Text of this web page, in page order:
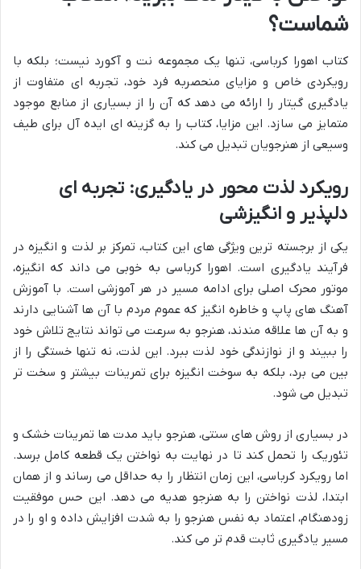
شماست؟
کتاب اهورا کرباسی، تنها یک مجموعه نت و آکورد نیست؛ بلکه با
رویکردی خاص و مزایای منحصربه فرد خود، تجربه ای متفاوت از
یادگیری گیتار را ارائه می دهد که آن را از بسیاری از منابع موجود
متمایز می سازد. این مزایا، کتاب را به گزینه ای ایده آل برای طیف
وسیعی از هنرجویان تبدیل می کند.
رویکرد لذت محور در یادگیری: تجربه ای
دلپذیر و انگیزشی
یکی از برجسته ترین ویژگی های این کتاب، تمرکز بر لذت و انگیزه در
فرآیند یادگیری است. اهورا کرباسی به خوبی می داند که انگیزه،
موتور محرک اصلی برای ادامه مسیر در هر آموزشی است. با آموزش
آهنگ های پاپ و خاطره انگیز که عموم مردم با آن ها آشنایی دارند
و به آن ها علاقه مندند، هنرجو به سرعت می تواند نتایج تلاش خود
را ببیند و از نوازندگی خود لذت ببرد. این لذت، نه تنها خستگی را از
بین می برد، بلکه به سوخت انگیزه برای تمرینات بیشتر و سخت تر
تبدیل می شود.
در بسیاری از روش های سنتی، هنرجو باید مدت ها تمرینات خشک و
تئوریک را تحمل کند تا در نهایت به نواختن یک قطعه کامل برسد.
اما رویکرد کرباسی، این زمان انتظار را به حداقل می رساند و از همان
ابتدا، لذت نواختن را به هنرجو هدیه می دهد. این حس موفقیت
زودهنگام، اعتماد به نفس هنرجو را به شدت افزایش داده و او را در
مسیر یادگیری ثابت قدم تر می کند.